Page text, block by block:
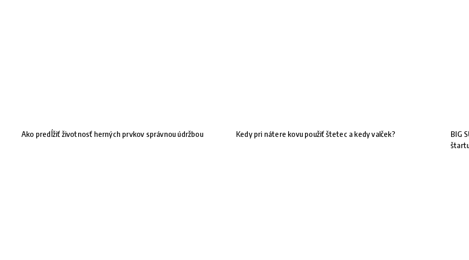
Ako predĺžiť životnosť herných prvkov správnou údržbou Kedy pri nátere kovu použiť štetec a kedy valček?
BIG